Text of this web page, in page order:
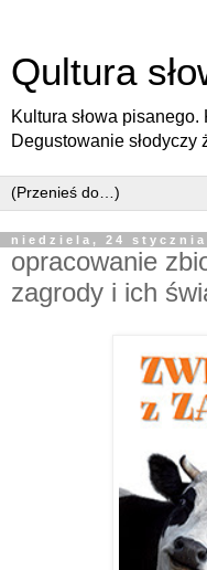
Qultura
Kultura słowa
Degustowanie słodyczy
niedziela, 24 stycznia
opracowanie
zagrody i ich